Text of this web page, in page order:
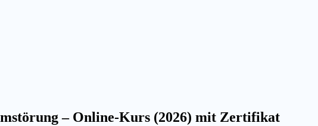
– Online-Kurs (2026) mit Zertifikat